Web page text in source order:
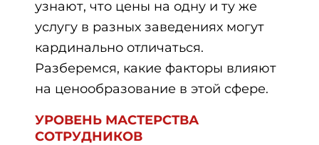
узнают, что цены на одну и ту же
услугу в разных заведениях могут
кардинально отличаться.
Разберемся, какие факторы влияют
на ценообразование в этой сфере.
УРОВЕНЬ МАСТЕРСТВА
СОТРУДНИКОВ